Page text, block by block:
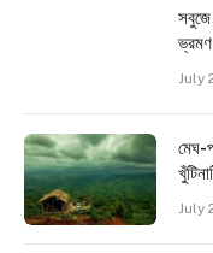
সবুজে
July
মেঘ-
July